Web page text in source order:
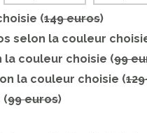
(149 euros)
selon la couleur
la couleur choisie (99
la couleur choisie (
(99 euros)